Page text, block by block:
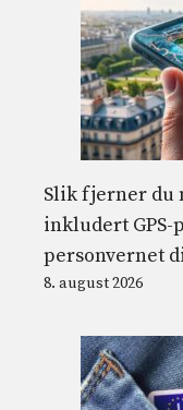
Slik fjerner du
inkludert GPS-
personvernet
8. august 2026